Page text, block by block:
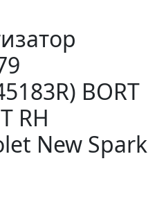
BORT
RH
New Spark